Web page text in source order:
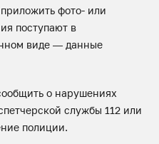
фото- или
поступают в
виде — данные
о нарушениях
службы 112 или
полиции.